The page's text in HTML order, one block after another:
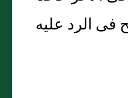
فى الرد عليه